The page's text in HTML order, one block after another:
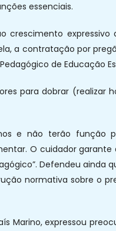
essenciais.
crescimento expressivo
a contratação por
de Educação
para dobrar (realizar
e não terão função
O cuidador garante
Defendeu ainda
normativa sobre o
Marino, expressou